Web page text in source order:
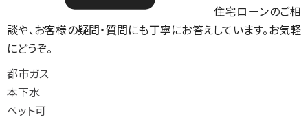
住宅ローンのご相
談や、お客様の疑問・質問にも丁寧にお答えしています。お気軽
にどうぞ。
都市ガス
本下水
ペット可